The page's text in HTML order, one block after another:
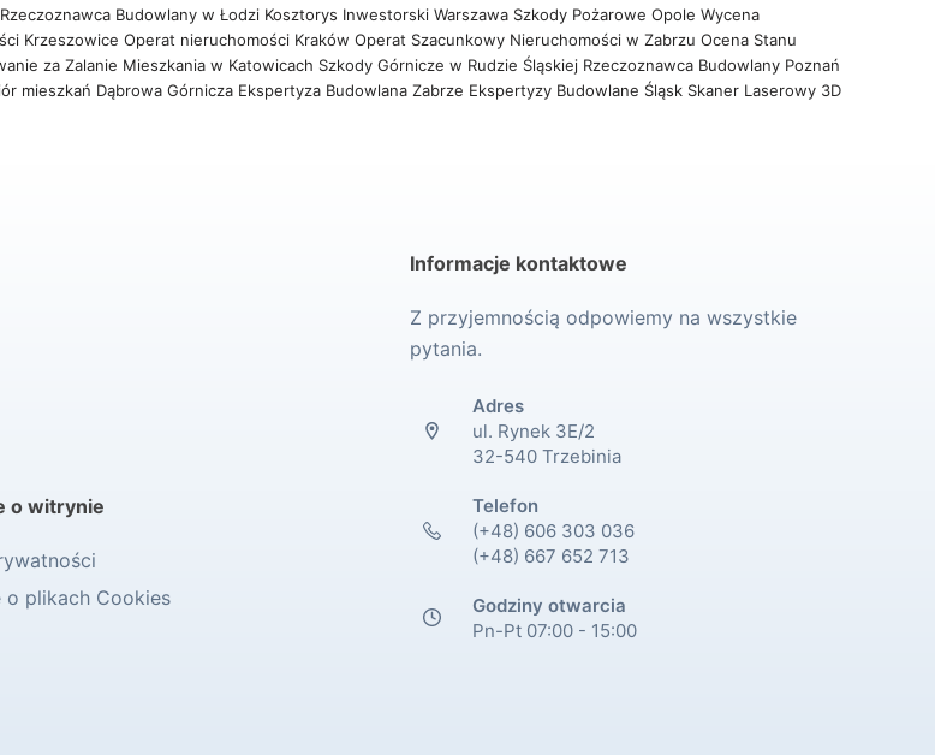
Rzeczoznawca Budowlany w Łodzi Kosztorys Inwestorski Warszawa Szkody Pożarowe OpoleWycena
KrzeszowiceOperat nieruchomości Kraków Operat Szacunkowy Nieruchomości w ZabrzuOcena Stanu
za Zalanie Mieszkania w Katowicach Szkody Górnicze w Rudzie Śląskiej Rzeczoznawca Budowlany Poznań
mieszkań Dąbrowa Górnicza Ekspertyza Budowlana Zabrze Ekspertyzy Budowlane Śląsk Skaner Laserowy 3D
o witrynie
o plikach Cookies
Informacje kontaktowe
Z przyjemnością odpowiemy na wszystkie
pytania.
Adres
ul. Rynek 3E/2
32-540 Trzebinia
Telefon
(+48) 606 303 036
(+48) 667 652 713
Godziny otwarcia
Pn-Pt 07:00 - 15:00